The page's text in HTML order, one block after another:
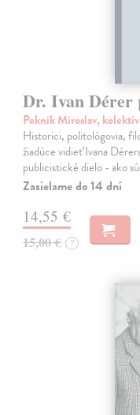
Dr. Ivan Dérer
Pekník Miroslav,
Historici, politológovia,
žiadúce vidieť Ivana
publicistické dielo - ako
Zasielame do 14 dní
14,55 €
15,00 € ?